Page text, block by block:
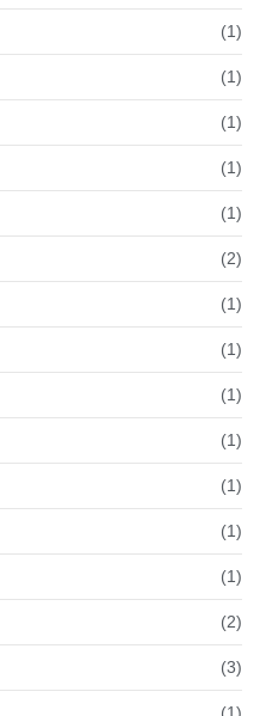
(1)
(1)
(1)
(1)
(1)
(2)
(1)
(1)
(1)
(1)
(1)
(1)
(1)
(2)
(3)